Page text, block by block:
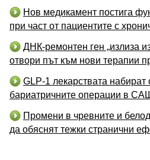
Нов медикамент постига
при част от пациентите с
ДНК-ремонтен ген „излиза
отвори път към нови терапии
GLP-1 лекарствата набират
бариатричните операции в
Промени в чревните и
да обяснят тежки странични